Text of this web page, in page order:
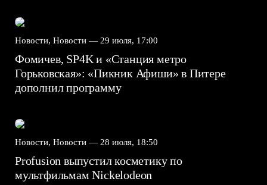
Новости, Новости — 29 июля, 17:00
Фомичев, SP4K и «Станция метро
Горьковская»: «Пикник Афиши» в Питере
дополнил программу
Новости, Новости — 28 июля, 18:50
Profusion выпустил косметику по
мультфильмам Nickelodeon